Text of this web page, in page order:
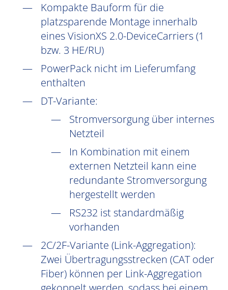
Kompakte Bauform für die
platzsparende Montage innerhalb
eines VisionXS 2.0-DeviceCarriers (1
bzw. 3 HE/RU)
PowerPack nicht im Lieferumfang
enthalten
DT-Variante:
Stromversorgung über internes
Netzteil
In Kombination mit einem
externen Netzteil kann eine
redundante Stromversorgung
hergestellt werden
RS232 ist standardmäßig
vorhanden
2C/2F-Variante (Link-Aggregation):
Zwei Übertragungsstrecken (CAT oder
Fiber) können per Link-Aggregation